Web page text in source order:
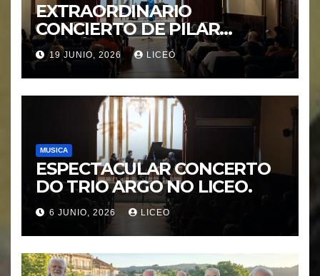
EXTRAORDINARIO
CONCIERTO DE PILAR
MORÁGUEZ e ARABEL
MORÁGUEZ
19 JUNIO, 2026 LICEO
MUSICA
ESPECTACULAR CONCERTO
DO TRIO ARGO NO LICEO.
6 JUNIO, 2026 LICEO